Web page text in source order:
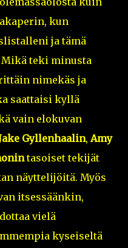
kun
ja tämä
teki minusta
nimekäs ja
saattaisi kyllä
vain elokuvan
Gyllenhaalin,Amy
tasoiset tekijät
näyttelijöitä. Myös
itsessäänkin,
vielä
kyseiseltä